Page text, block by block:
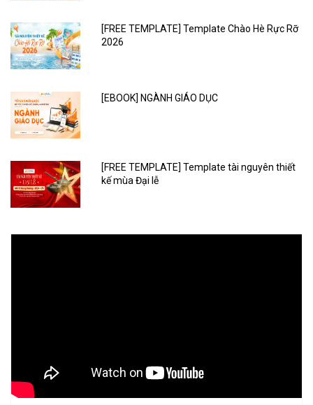
[FREE TEMPLATE] Template Chào Hè Rực Rỡ
2026
[EBOOK] NGÀNH GIÁO DỤC
[FREE TEMPLATE] Template tài nguyên thiết
kế mùa Đại lễ